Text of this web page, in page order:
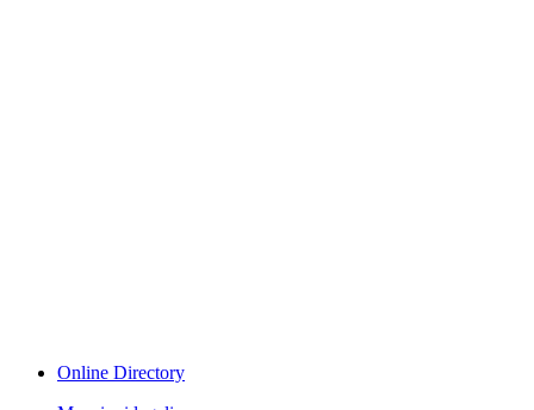
Online Directory